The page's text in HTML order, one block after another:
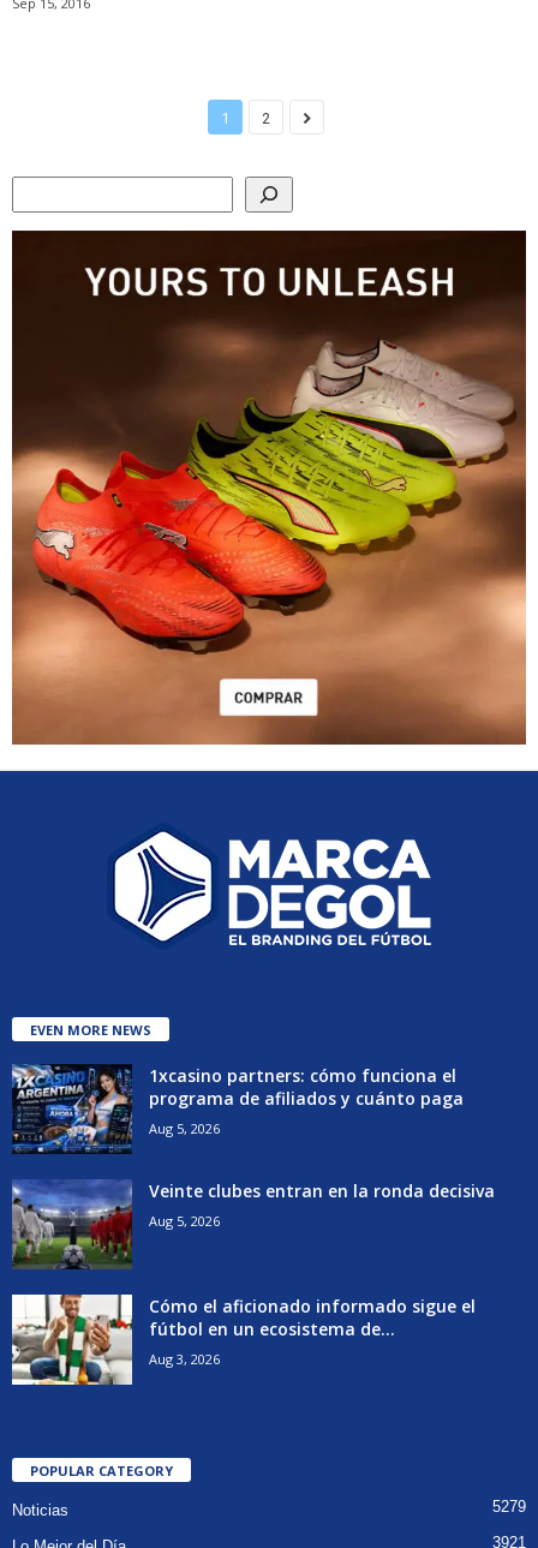
1 2
EVEN MORE NEWS
1xcasino partners: cómo funciona el
programa de afiliados y cuánto paga
Aug 5, 2026
Veinte clubes entran en la ronda decisiva
Aug 5, 2026
Cómo el aficionado informado sigue el
fútbol en un ecosistema de...
Aug 3, 2026
POPULAR CATEGORY
Noticias 5279
3921